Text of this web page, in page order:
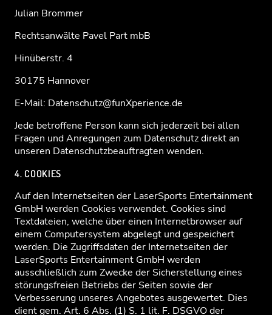
Julian Brommer
Rechtsanwälte Pavel Part mbB
Hinüberstr. 4
30175 Hannover
E-Mail: Datenschutz@funXperience.de
Jede betroffene Person kann sich jederzeit bei allen
Fragen und Anregungen zum Datenschutz direkt an
unseren Datenschutzbeauftragten wenden.
4. COOKIES
Auf den Internetseiten der LaserSports Entertainment
GmbH werden Cookies verwendet. Cookies sind
Textdateien, welche über einen Internetbrowser auf
einem Computersystem abgelegt und gespeichert
werden. Die Zugriffsdaten der Internetseiten der
LaserSports Entertainment GmbH werden
ausschließlich zum Zwecke der Sicherstellung eines
störungsfreien Betriebs der Seiten sowie der
Verbesserung unseres Angebotes ausgewertet. Dies
dient gem. Art. 6 Abs. (1) S. 1 lit. F. DSGVO der